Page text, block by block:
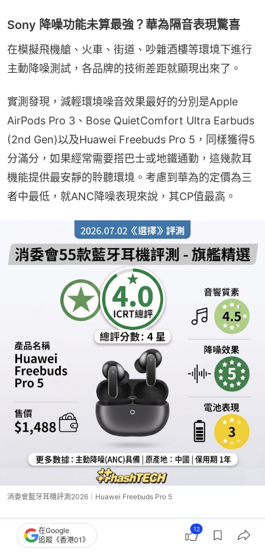
Sony 降噪功能未算最強？華為隔音表現驚喜
在模擬飛機艙、火車、街道、吵雜酒樓等環境下進行
主動降噪測試，各品牌的技術差距就顯現出來了。
實測發現，減輕環境噪音效果最好的分別是Apple
AirPods Pro 3、Bose QuietComfort Ultra Earbuds
(2nd Gen)以及Huawei Freebuds Pro 5，同樣獲得5
分滿分，如果經常需要搭巴士或地鐵通勤，這幾款耳
機能提供最安靜的聆聽環境。考慮到華為的定價為三
者中最低，就ANC降噪表現來說，其CP值最高。
消委會藍牙耳機評測2026｜Huawei Freebuds Pro 5
在Google
追蹤《香港01》
12